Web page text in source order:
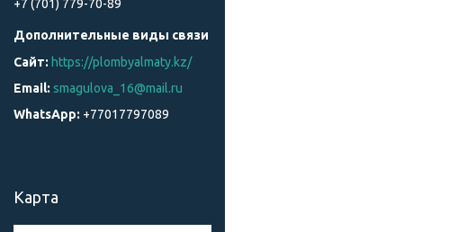
+7 (701) 779-70-89
https://plombyalmaty.kz/
smagulova_16@mail.ru
+77017797089
Карта